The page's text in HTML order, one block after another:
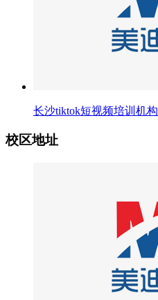
长沙tiktok短视频培训机构
校区地址